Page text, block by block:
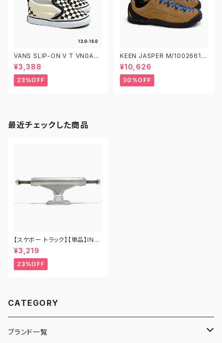
VANS SLIP-ON V T VN0A3
4885GX CHECKERBOARD
BLACK/WHITE 12.0-15.0 ヴ
ァンズ クラシック スリッポン ベ
ルクロ ベビーシューズ
¥3,388
23%OFF
KEEN JASPER M/1002661
W/1004337 キーン ジャスパ
ー アウトドアスニーカー
¥10,626
30%OFF
最近チェックした商品
【スケボー トラック】【単品】IND
EPENDENT TRUCKS STAG
E11 SILVER MID 129 139 イン
ディペンデント トラック スケート
ボード スケボー ミッド
¥3,219
23%OFF
CATEGORY
ブランド一覧